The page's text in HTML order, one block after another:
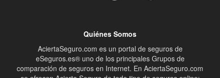
Quiénes Somos
AciertaSeguro.com es un portal de seguros de
eSeguros.es® uno de los principales Grupos de
comparación de seguros en Internet. En AciertaSeguro.com